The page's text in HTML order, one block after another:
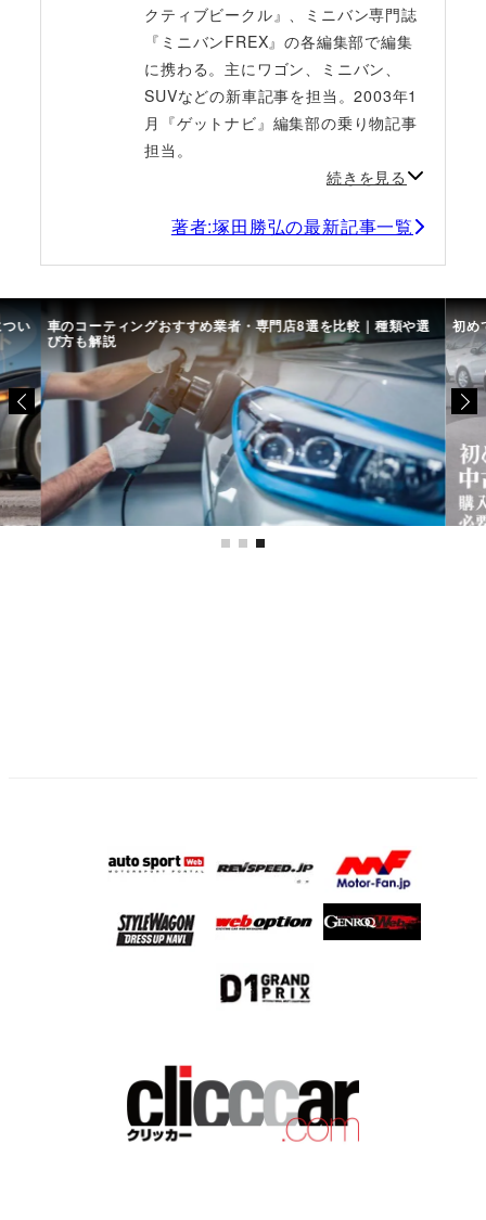
クティブビークル』、ミニバン専門誌
『ミニバンFREX』の各編集部で編集
に携わる。主にワゴン、ミニバン、
SUVなどの新車記事を担当。2003年1
月『ゲットナビ』編集部の乗り物記事
担当。
続きを見る
著者:塚田勝弘の最新記事一覧
い 車のコーティングおすすめ業者・専門店8選を比較｜種類や選
び方も解説
初め